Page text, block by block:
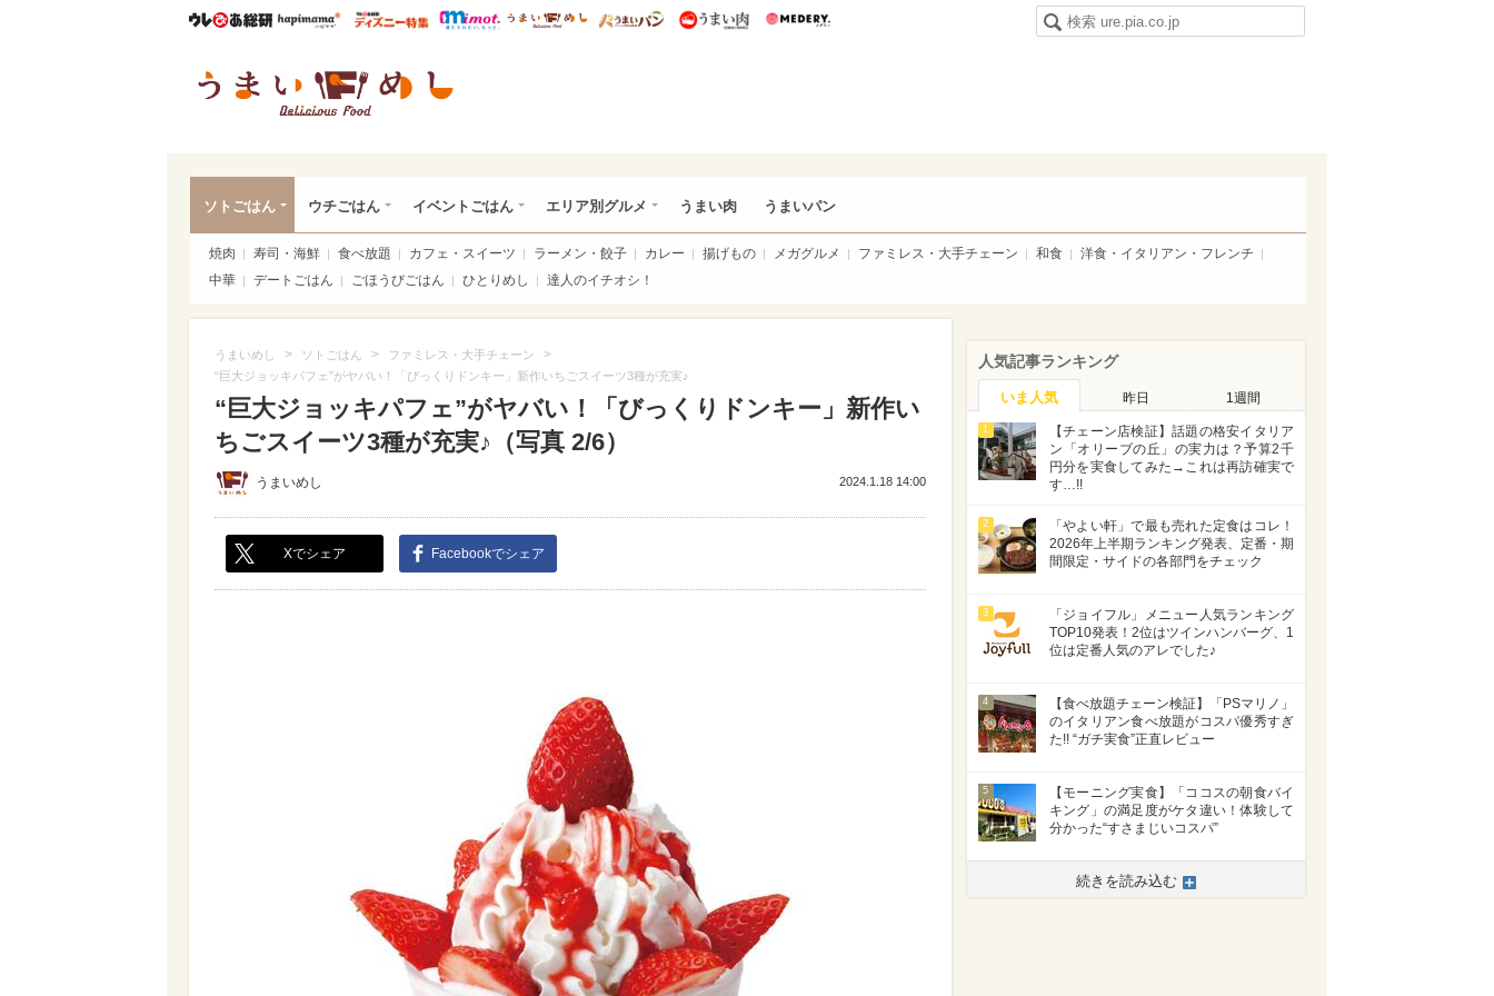
ウレぴあ総研ハピママ* ウレぴあ総研 ディズニー特集
mimot. うまいめし うまいパン うまい肉
ソトごはん ウチごはん イベントごはん エリア別グルメ うまい肉 うまいパン
焼肉 寿司・海鮮 食べ放題 カフェ・スイーツ ラーメン・餃子 カレー 揚げもの メガグルメ ファミレス・大手チェーン 和食
洋食・イタリアン・フレンチ
中華
デートごはん ごほうびごはん ひとりめし 達人のイチオシ！
うまいめし > ソトごはん > ファミレス・大手チェーン >
“巨大ジョッキパフェ”がヤバい！「びっくりドンキー」新作いちごスイーツ3種が充実♪
“巨大ジョッキパフェ”がヤバい！「びっくりドンキー」新作い
ちごスイーツ3種が充実♪（写真 2/6）
うまいめし 2024.1.18 14:00
Xでシェア Facebookでシェア
人気記事ランキング
いま人気 昨日 1週間
1
【チェーン店検証】話題の格安イタリア
ン「オリーブの丘」の実力は？予算2千
円分を実食してみた→これは再訪確実で
す…!!
2
「やよい軒」で最も売れた定食はコレ！
2026年上半期ランキング発表、定番・期
間限定・サイドの各部門をチェック
3
「ジョイフル」メニュー人気ランキング
TOP10発表！2位はツインハンバーグ、1
位は定番人気のアレでした♪
4
【食べ放題チェーン検証】「PSマリノ」
のイタリアン食べ放題がコスパ優秀すぎ
た!! “ガチ実食”正直レビュー
5
【モーニング実食】「ココスの朝食バイ
キング」の満足度がケタ違い！体験して
分かった“すさまじいコスパ”
続きを読み込む